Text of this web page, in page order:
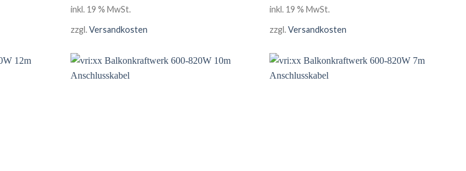
inkl. 19 % MwSt.
zzgl.Versandkosten
inkl. 19 % MwSt.
zzgl.Versandkosten